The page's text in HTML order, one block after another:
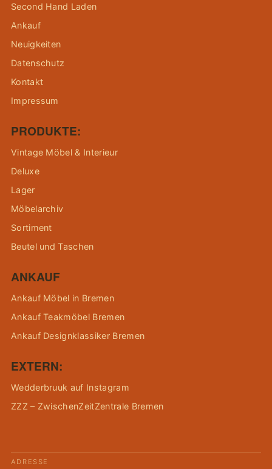
Second Hand Laden
Ankauf
Neuigkeiten
Datenschutz
Kontakt
Impressum
PRODUKTE:
Vintage Möbel & Interieur
Deluxe
Lager
Möbelarchiv
Sortiment
Beutel und Taschen
ANKAUF
Ankauf Möbel in Bremen
Ankauf Teakmöbel Bremen
Ankauf Designklassiker Bremen
EXTERN:
Wedderbruuk auf Instagram
ZZZ – ZwischenZeitZentrale Bremen
ADRESSE